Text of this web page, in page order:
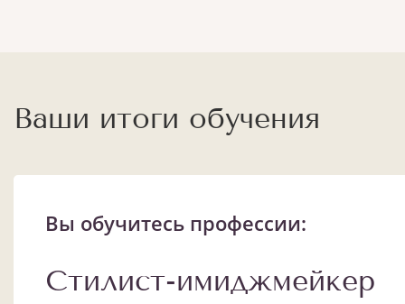
Ваши итоги обучения
Вы обучитесь профессии:
Стилист-имиджмейкер